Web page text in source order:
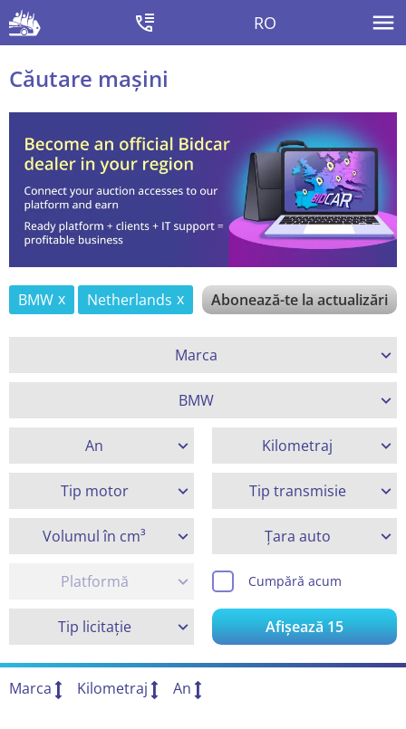
RO
Căutare mașini
BMW Netherlands Abonează-te la actualizări
Marca
BMW
An Kilometraj
Tip motor Tip transmisie
Volumul în cm³ Țara auto
Platformă Cumpără acum
Tip licitație Afișează15
Marca Kilometraj An